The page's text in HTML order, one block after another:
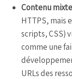
Contenu
HTTPS, mais
scripts, CSS)
comme une
URLs des